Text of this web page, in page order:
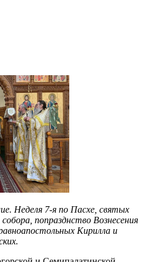
Неделя 7-я по Пасхе, святых
попразднство Вознесения
Кирилла и